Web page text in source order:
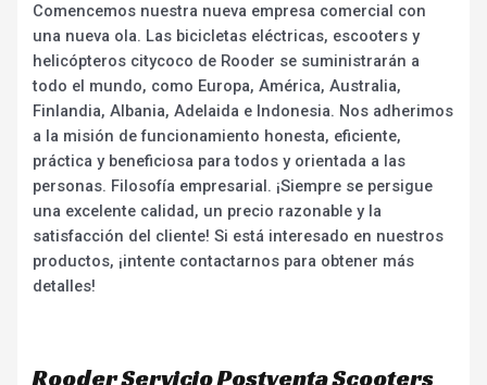
Comencemos nuestra nueva empresa comercial con
una nueva ola. Las bicicletas eléctricas, escooters y
helicópteros citycoco de Rooder se suministrarán a
todo el mundo, como Europa, América, Australia,
Finlandia, Albania, Adelaida e Indonesia. Nos adherimos
a la misión de funcionamiento honesta, eficiente,
práctica y beneficiosa para todos y orientada a las
personas. Filosofía empresarial. ¡Siempre se persigue
una excelente calidad, un precio razonable y la
satisfacción del cliente! Si está interesado en nuestros
productos, ¡intente contactarnos para obtener más
detalles!
Rooder Servicio Postventa Scooters